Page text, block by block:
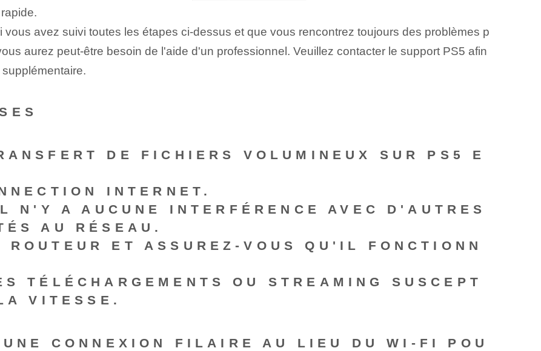
vous avez suivi toutes les étapes ci-dessus et que vous rencontrez toujours des problèmes p
aurez peut-être besoin de l'aide d'un professionnel. Veuillez contacter le support PS5 afin
DE FICHIERS VOLUMINEUX SUR PS5 E
INTERNET.
N'Y A AUCUNE INTERFÉRENCE AVEC D'AUTRES
AU RÉSEAU.
ROUTEUR ET ASSUREZ-VOUS QU'IL FONCTIONN
TÉLÉCHARGEMENTS OU STREAMING SUSCEPT
VITESSE.
CONNEXION FILAIRE AU LIEU DU WI-FI POU